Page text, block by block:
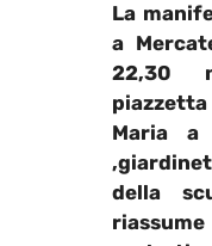
La
a
22,30
Maria a
della